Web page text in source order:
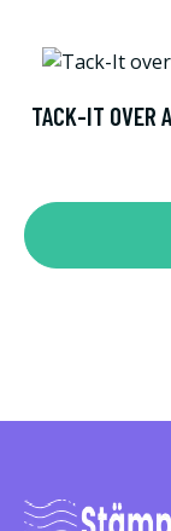
TACK-IT OVER